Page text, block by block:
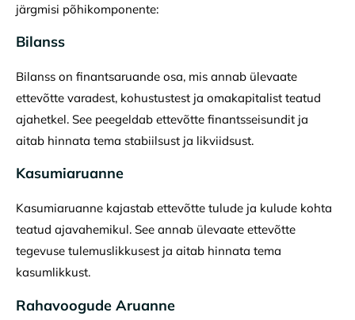
järgmisi põhikomponente:
Bilanss
Bilanss on finantsaruande osa, mis annab ülevaate
ettevõtte varadest, kohustustest ja omakapitalist teatud
ajahetkel. See peegeldab ettevõtte finantsseisundit ja
aitab hinnata tema stabiilsust ja likviidsust.
Kasumiaruanne
Kasumiaruanne kajastab ettevõtte tulude ja kulude kohta
teatud ajavahemikul. See annab ülevaate ettevõtte
tegevuse tulemuslikkusest ja aitab hinnata tema
kasumlikkust.
Rahavoogude Aruanne